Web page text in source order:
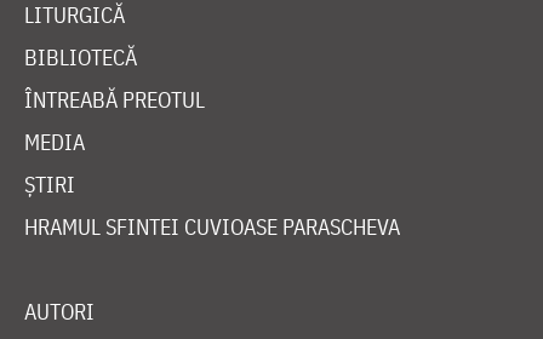
LITURGICĂ
BIBLIOTECĂ
ÎNTREABĂ PREOTUL
MEDIA
ȘTIRI
HRAMUL SFINTEI CUVIOASE PARASCHEVA
AUTORI